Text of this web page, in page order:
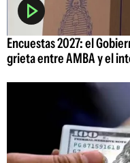
Encuestas 2027: el
grieta entre AMBA y el